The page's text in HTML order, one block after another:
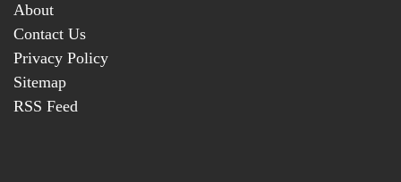
About
Contact Us
Privacy Policy
Sitemap
RSS Feed